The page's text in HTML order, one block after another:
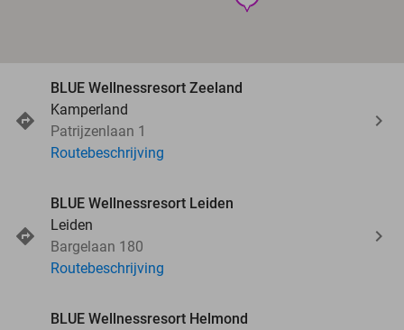
BLUE Wellnessresort Zeeland
Kamperland
Patrijzenlaan 1
Routebeschrijving
BLUE Wellnessresort Leiden
Leiden
Bargelaan 180
Routebeschrijving
BLUE Wellnessresort Helmond